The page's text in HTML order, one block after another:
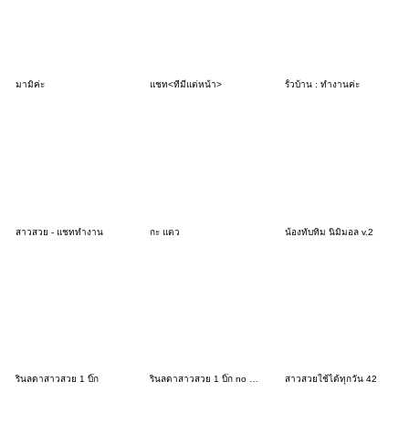
มามิค่ะ แชท<ที่มีแต่หน้า> รั้วบ้าน : ทำงานค่ะ
สาวสวย - แชททำงาน กะ แตว น้องทับทิม นิมิมอล v.2
รินลดาสาวสวย 1 บิ๊ก สาวสวยใช้ได้ทุกวัน 42